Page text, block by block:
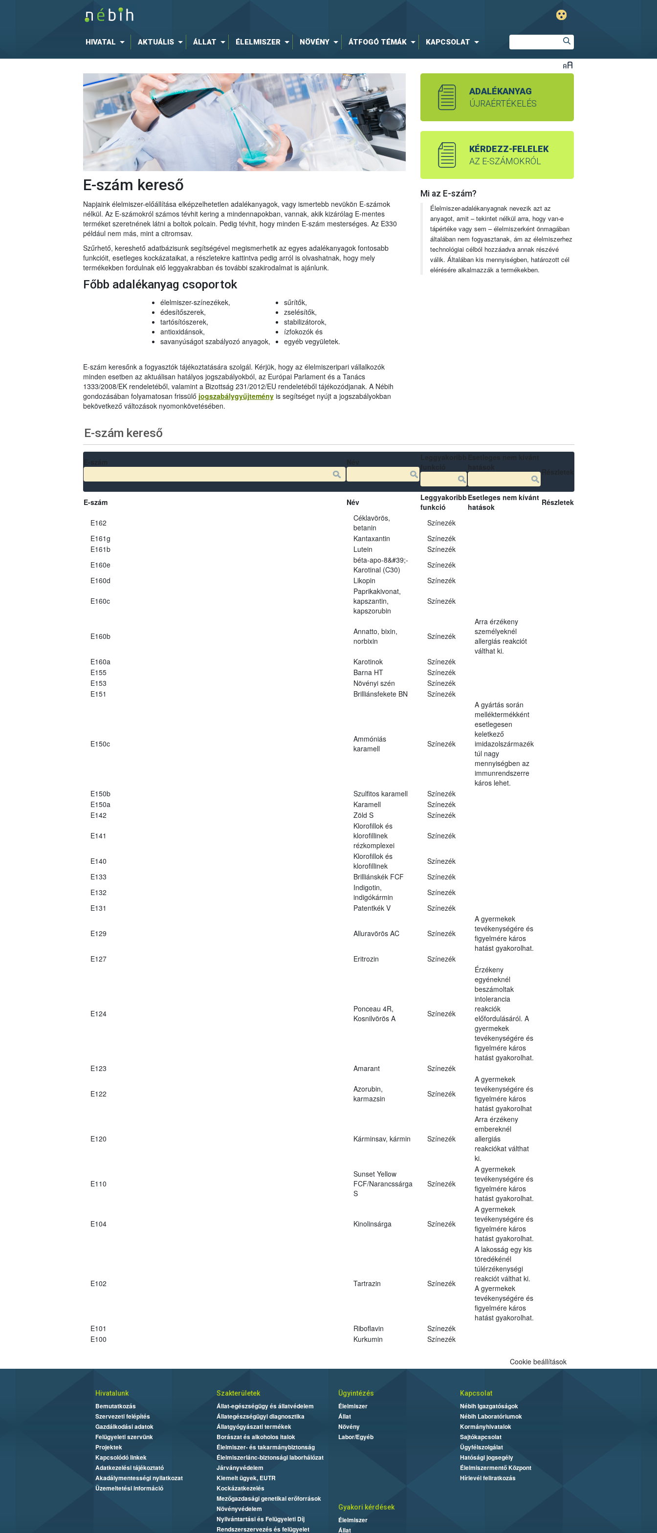
HIVATAL AKTUÁLIS ÁLLAT ÉLELMISZER NÖVÉNY ÁTFOGÓ TÉMÁK KAPCSOLAT
E-szám kereső
Napjaink élelmiszer-előállítása elképzelhetetlen adalékanyagok, vagy ismertebb nevükön E-számok
nélkül. Az E-számokról számos tévhit kering a mindennapokban, vannak, akik kizárólag E-mentes
terméket szeretnének látni a boltok polcain. Pedig tévhit, hogy minden E-szám mesterséges. Az E330
például nem más, mint a citromsav.
Szűrhető, kereshető adatbázisunk segítségével megismerhetik az egyes adalékanyagok fontosabb
funkcióit, esetleges kockázataikat, a részletekre kattintva pedig arról is olvashatnak, hogy mely
termékekben fordulnak elő leggyakrabban és további szakirodalmat is ajánlunk.
Főbb adalékanyag csoportok
élelmiszer-színezékek,
édesítőszerek,
tartósítószerek,
antioxidánsok,
savanyúságot szabályozó anyagok,
sűrítők,
zselésítők,
stabilizátorok,
ízfokozók és
egyéb vegyületek.
E-szám keresőnk a fogyasztók tájékoztatására szolgál. Kérjük, hogy az élelmiszeripari vállalkozók
minden esetben az aktuálisan hatályos jogszabályokból, az Európai Parlament és a Tanács
1333/2008/EK rendeletéből, valamint a Bizottság 231/2012/EU rendeletéből tájékozódjanak. A Nébih
gondozásában folyamatosan frissülő jogszabálygyűjteményis segítséget nyújt a jogszabályokban
bekövetkező változások nyomonkövetésében.
ADALÉKANYAG
ÚJRAÉRTÉKELÉS
KÉRDEZZ-FELELEK
AZ E-SZÁMOKRÓL
Mi az E-szám?
Élelmiszer-adalékanyagnak nevezik azt az
anyagot, amit – tekintet nélkül arra, hogy van-e
tápértéke vagy sem – élelmiszerként önmagában
általában nem fogyasztanak, ám az élelmiszerhez
technológiai célból hozzáadva annak részévé
válik. Általában kis mennyiségben, határozott cél
elérésére alkalmazzák a termékekben.
E-szám kereső
E-szám Név
Leggyakoribb
funkció
Esetleges nem kívánt
hatások
Részletek
E162
Céklavörös,
betanin
Színezék
E161g
Kantaxantin
Színezék
E161b
Lutein
Színezék
E160e
béta-apo-8&#39;-
Karotinal (C30)
Színezék
E160d
Likopin Színezék
E160c
Paprikakivonat,
kapszantin,
kapszorubin
Színezék
E160b
Annatto, bixin,
norbixin
Színezék
Arra érzékeny
személyeknél
allergiás reakciót
válthat ki.
E160a
Karotinok
Színezék
E155
Barna HT
Színezék
E153
Növényi szén
Színezék
E151
Brilliánsfekete BN Színezék
E150c
Ammóniás
karamell
Színezék
A gyártás során
melléktermékként
esetlegesen
keletkező
imidazolszármazék
túl nagy
mennyiségben az
immunrendszerre
káros lehet.
E150b
Szulfitos karamell
Színezék
E150a
Karamell
Színezék
E142
Zöld S Színezék
E141
Klorofillok és
klorofillinek
rézkomplexei
Színezék
E140
Klorofillok és
klorofillinek
Színezék
E133
Brilliánskék FCF
Színezék
E132
Indigotin,
indigókármin
Színezék
E131
Patentkék V Színezék
E129 Alluravörös AC Színezék
A gyermekek
tevékenységére és
figyelmére káros
hatást gyakorolhat.
E127
Eritrozin Színezék
E124
Ponceau 4R,
Kosnilvörös A
Színezék
Érzékeny
egyéneknél
beszámoltak
intolerancia
reakciók
előfordulásáról. A
gyermekek
tevékenységére és
figyelmére káros
hatást gyakorolhat.
E123
Amarant Színezék
E122
Azorubin,
karmazsin
Színezék
A gyermekek
tevékenységére és
figyelmére káros
hatást gyakorolhat
E120 Kárminsav, kármin Színezék
Arra érzékeny
embereknél
allergiás
reakciókat válthat
ki.
E110
Sunset Yellow
FCF/Narancssárga
S
Színezék
A gyermekek
tevékenységére és
figyelmére káros
hatást gyakorolhat.
E104 Kinolinsárga Színezék
A gyermekek
tevékenységére és
figyelmére káros
hatást gyakorolhat.
E102 Tartrazin Színezék
A lakosság egy kis
töredékénél
túlérzékenységi
reakciót válthat ki.
A gyermekek
tevékenységére és
figyelmére káros
hatást gyakorolhat.
E101
Riboflavin
Színezék
E100
Kurkumin Színezék
Cookie beállítások
Hivatalunk
Bemutatkozás
Szervezeti felépítés
Gazdálkodási adatok
Felügyeleti szervünk
Projektek
Kapcsolódó linkek
Adatkezelési tájékoztató
Akadálymentességi nyilatkozat
Üzemeltetési információ
Szakterületek
Állat-egészségügy és állatvédelem
Állategészségügyi diagnosztika
Állatgyógyászati termékek
Borászat és alkoholos italok
Élelmiszer- és takarmánybiztonság
Élelmiszerlánc-biztonsági laborhálózat
Járványvédelem
Kiemelt ügyek, EUTR
Kockázatkezelés
Mezőgazdasági genetikai erőforrások
Növényvédelem
Nyilvántartási és Felügyeleti Díj
Rendszerszervezés és felügyelet
Ügyintézés
Élelmiszer
Állat
Növény
Labor/Egyéb
Kapcsolat
Nébih Igazgatóságok
Nébih Laboratóriumok
Kormányhivatalok
Sajtókapcsolat
Ügyfélszolgálat
Hatósági jogsegély
Élelmiszermentő Központ
Hírlevél feliratkozás
Gyakori kérdések
Élelmiszer
Állat